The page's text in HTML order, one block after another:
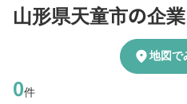
山形県天童市の企
0件
location_on地図で